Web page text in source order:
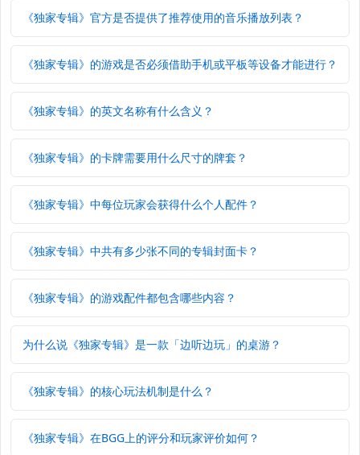
《独家专辑》官方是否提供了推荐使用的音乐播放列表？
《独家专辑》的游戏是否必须借助手机或平板等设备才能进行？
《独家专辑》的英文名称有什么含义？
《独家专辑》的卡牌需要用什么尺寸的牌套？
《独家专辑》中每位玩家会获得什么个人配件？
《独家专辑》中共有多少张不同的专辑封面卡？
《独家专辑》的游戏配件都包含哪些内容？
为什么说《独家专辑》是一款「边听边玩」的桌游？
《独家专辑》的核心玩法机制是什么？
《独家专辑》在BGG上的评分和玩家评价如何？